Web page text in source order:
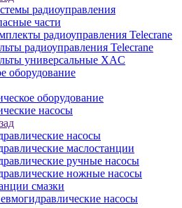
радиоуправления
части
радиоуправления Telecrane
радиоуправления Telecrane
универсальные XAC
оборудование
оборудование
насосы
насосы
маслостанции
ручные насосы
ножные насосы
смазки
насосы